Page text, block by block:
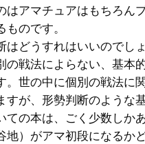
はアマチュアはもちろん
ものです。
はどうすれはいいのでし
の戦法によらない、基本
。世の中に個別の戦法に
すが、形勢判断のような
ての本は、ごく少数しか
地）がアマ初段になるか